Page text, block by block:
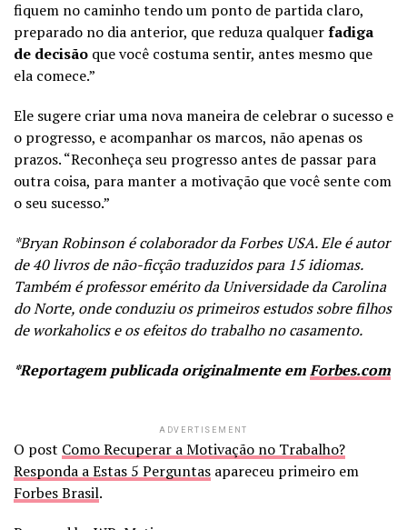
fiquem no caminho tendo um ponto de partida claro,
preparado no dia anterior, que reduza qualquerfadiga
de decisão que você costuma sentir, antes mesmo que
ela comece.”
Ele sugere criar uma nova maneira de celebrar o sucesso e
o progresso, e acompanhar os marcos, não apenas os
prazos. “Reconheça seu progresso antes de passar para
outra coisa, para manter a motivação que você sente com
o seu sucesso.”
*Bryan Robinson é colaborador da Forbes USA. Ele é autor
de 40 livros de não-ficção traduzidos para 15 idiomas.
Também é professor emérito da Universidade da Carolina
do Norte, onde conduziu os primeiros estudos sobre filhos
de workaholics e os efeitos do trabalho no casamento.
*Reportagem publicada originalmente emForbes.com
ADVERTISEMENT
O post Como Recuperar a Motivação no Trabalho?
Responda a Estas 5 Perguntas apareceu primeiro em
Forbes Brasil.